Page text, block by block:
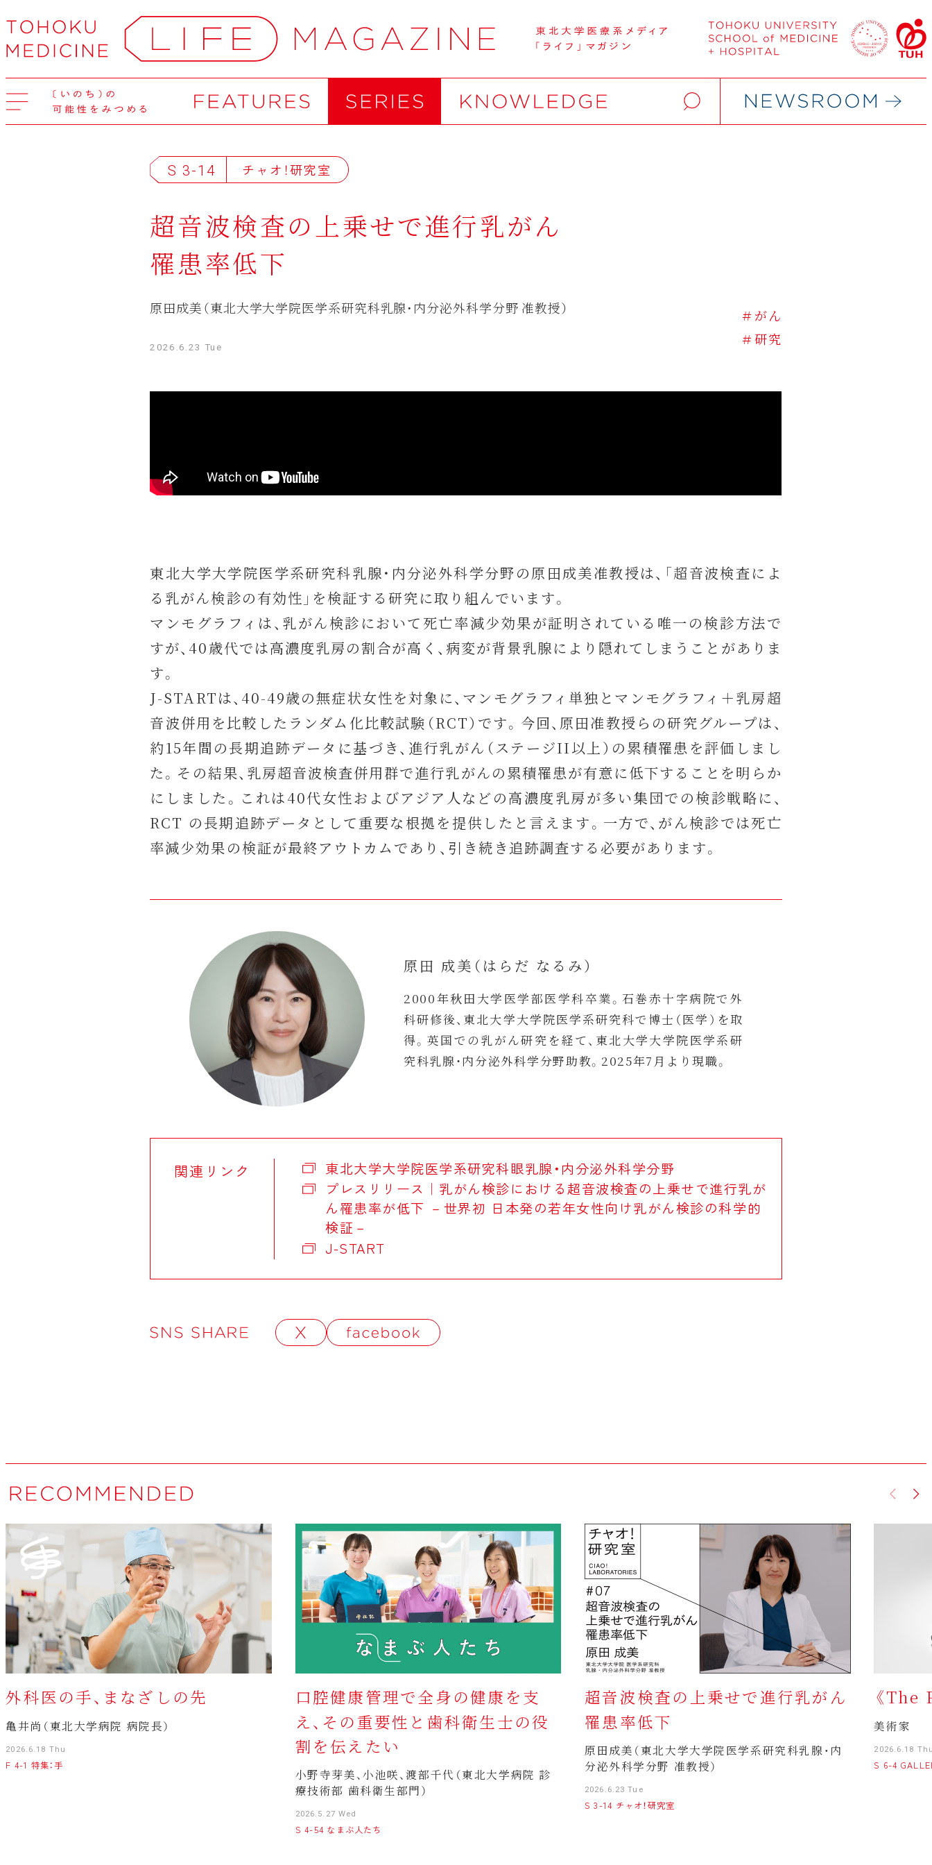
S 3-14 チャオ！研究室
超音波検査の上乗せで進行乳がん
罹患率低下
原田成美（東北大学大学院医学系研究科乳腺・内分泌外科学分野 准教授）
2026.6.23 Tue
＃がん
＃研究
東北大学大学院医学系研究科乳腺・内分泌外科学分野の原田成美准教授は、「超音波検査によ
る乳がん検診の有効性」を検証する研究に取り組んでいます。
マンモグラフィは、乳がん検診において死亡率減少効果が証明されている唯一の検診方法で
すが、40歳代では高濃度乳房の割合が高く、病変が背景乳腺により隠れてしまうことがありま
す。
J-STARTは、40-49歳の無症状女性を対象に、マンモグラフィ単独とマンモグラフィ＋乳房超
音波併用を比較したランダム化比較試験（RCT）です。今回、原田准教授らの研究グループは、
約15年間の長期追跡データに基づき、進行乳がん（ステージII以上）の累積罹患を評価しまし
た。その結果、乳房超音波検査併用群で進行乳がんの累積罹患が有意に低下することを明らか
にしました。これは40代女性およびアジア人などの高濃度乳房が多い集団での検診戦略に、
RCT の長期追跡データとして重要な根拠を提供したと言えます。一方で、がん検診では死亡
率減少効果の検証が最終アウトカムであり、引き続き追跡調査する必要があります。
原田 成美（はらだ なるみ）
2000年秋田大学医学部医学科卒業。石巻赤十字病院で外
科研修後、東北大学大学院医学系研究科で博士（医学）を取
得。英国での乳がん研究を経て、東北大学大学院医学系研
究科乳腺・内分泌外科学分野助教。2025年7月より現職。
関連リンク
東北大学大学院医学系研究科眼乳腺・内分泌外科学分野
プレスリリース｜乳がん検診における超音波検査の上乗せで進行乳が
ん罹患率が低下 －世界初 日本発の若年女性向け乳がん検診の科学的
検証－
J-START
外科医の手、まなざしの先
亀井尚（東北大学病院 病院長）
2026.6.18 Thu
F 4-1 特集：手
口腔健康管理で全身の健康を支
え、その重要性と歯科衛生士の役
割を伝えたい
小野寺芽美、小池咲、渡部千代（東北大学病院 診
療技術部 歯科衛生部門）
2026.5.27 Wed
S 4-54 なまぶ人たち
超音波検査の上乗せで進行乳がん
罹患率低下
原田成美（東北大学大学院医学系研究科乳腺・内
分泌外科学分野 准教授）
2026.6.23 Tue
S 3-14 チャオ！研究室
《The
美術家
2026.6.18
S 6-4